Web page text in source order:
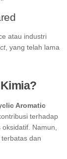
atau industri
, yang telah lama
Aromatic
terhadap
Namun,
dan